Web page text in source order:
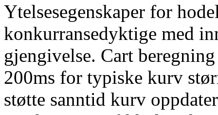
Ytelsesegenskaper for
konkurransedyktige med
gjengivelse. Cart
200ms for typiske kurv
støtte sanntid kurv